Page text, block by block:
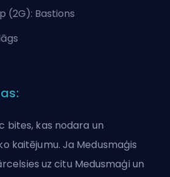
(2G): Bastions
bites, kas nodara un
kaitējumu. Ja Medusmaģis
uz citu Medusmaģi un